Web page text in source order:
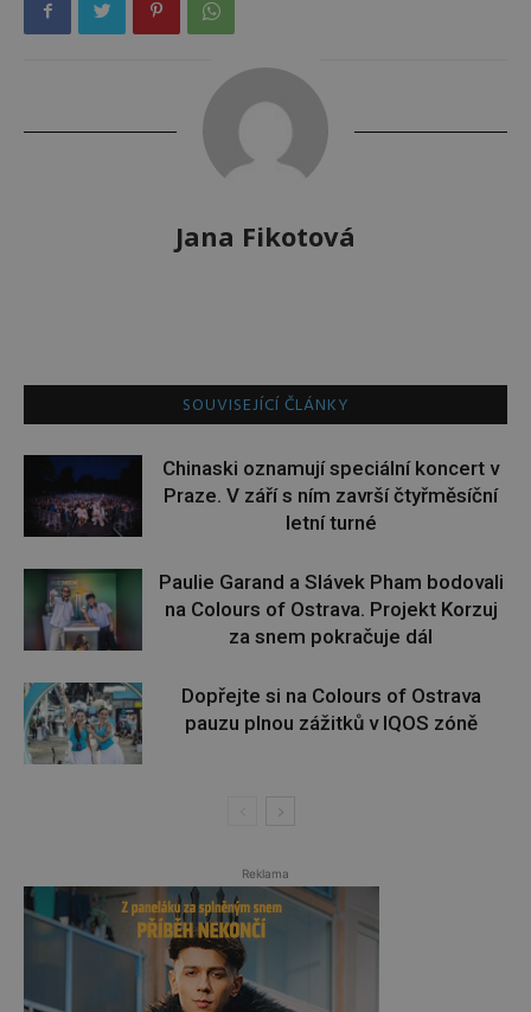
Jana Fikotová
SOUVISEJÍCÍ ČLÁNKY
Chinaski oznamují speciální koncert v
Praze. V září s ním završí čtyřměsíční
letní turné
Paulie Garand a Slávek Pham bodovali
na Colours of Ostrava. Projekt Korzuj
za snem pokračuje dál
Dopřejte si na Colours of Ostrava
pauzu plnou zážitků v IQOS zóně
Reklama